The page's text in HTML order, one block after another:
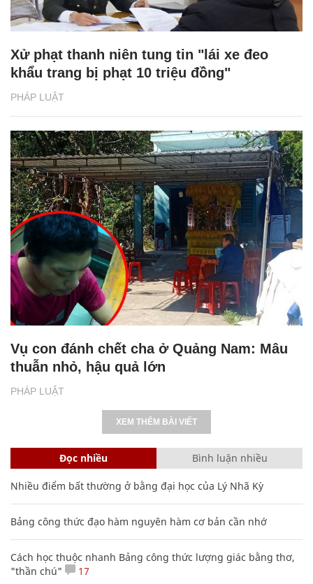
PHÁP LUẬT
Xử phạt thanh niên tung tin "lái xe đeo
khẩu trang bị phạt 10 triệu đồng"
PHÁP LUẬT
Vụ con đánh chết cha ở Quảng Nam: Mâu
thuẫn nhỏ, hậu quả lớn
XEM THÊM BÀI VIẾT
Đọc nhiều Bình luận nhiều
Nhiều điểm bất thường ở bằng đại học của Lý Nhã Kỳ
Bảng công thức đạo hàm nguyên hàm cơ bản cần nhớ
Cách học thuộc nhanh Bảng công thức lượng giác bằng thơ,
"thần chú"
17